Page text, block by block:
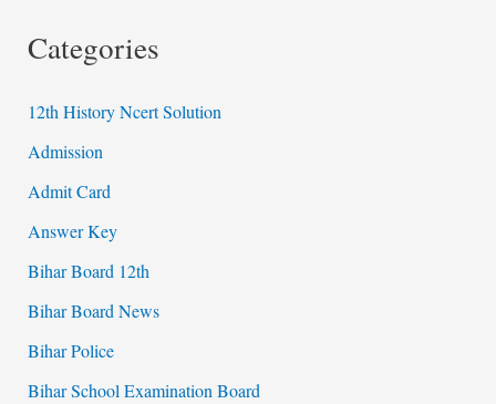
Categories
12th History Ncert Solution
Admission
Admit Card
Answer Key
Bihar Board 12th
Bihar Board News
Bihar Police
Bihar School Examination Board